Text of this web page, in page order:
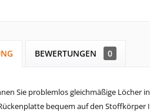
BEWERTUNGEN 0
Sie problemlos gleichmäßige Löcher
bequem auf den Stoffkörper